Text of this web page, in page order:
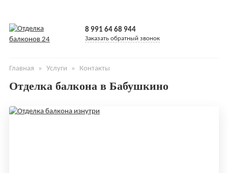
8 991 64 68 944
Заказать обратный звонок
Главная » Услуги » Контакты
Отделка балкона в Бабушкино